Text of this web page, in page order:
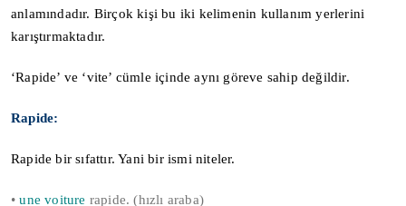
anlamındadır. Birçok kişi bu iki kelimenin kullanım yerlerini
karıştırmaktadır.
‘Rapide’ ve ‘vite’ cümle içinde aynı göreve sahip değildir.
Rapide:
Rapide bir sıfattır. Yani bir ismi niteler.
•une voiture rapide. (hızlı araba)